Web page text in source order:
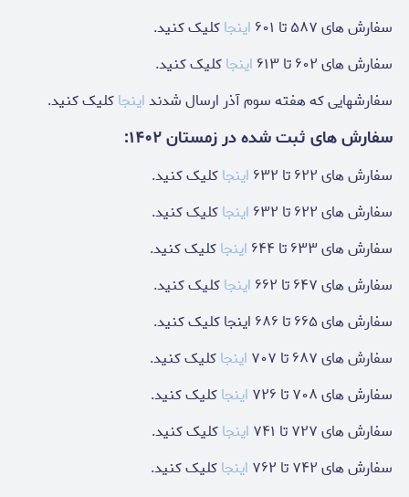
سفارش های ۵۸۷ تا ۶۰۱
اینجاکلیک کنید.
سفارش های ۶۰۲ تا ۶۱۳
اینجاکلیک کنید.
سفارشهایی که هفته سوم آذر ارسال شدنداینجاکلیک کنید.
سفارش های ثبت شده در زمستان ۱۴۰۲:
سفارش های ۶۲۲ تا ۶۳۲ اینجاکلیک کنید.
سفارش های ۶۲۲ تا ۶۳۲
اینجاکلیک کنید.
سفارش های ۶۳۳ تا ۶۴۴
اینجاکلیک کنید.
سفارش های ۶۴۷ تا ۶۶۲
اینجاکلیک کنید.
سفارش های ۶۶۵ تا ۶۸۶ اینجا کلیک کنید.
سفارش های ۶۸۷ تا ۷۰۷
اینجاکلیک کنید.
سفارش های ۷۰۸ تا ۷۲۶
اینجاکلیک کنید.
سفارش های ۷۲۷ تا ۷۴۱
اینجاکلیک کنید.
سفارش های ۷۴۲ تا ۷۶۲
اینجاکلیک کنید.